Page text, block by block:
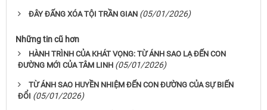
ĐÂY ĐẤNG XÓA TỘI TRẦN GIAN (05/01/2026)
Những tin cũ hơn
HÀNH TRÌNH CỦA KHÁT VỌNG: TỪ ÁNH SAO LẠ ĐẾN CON
ĐƯỜNG MỚI CỦA TÂM LINH (05/01/2026)
TỪ ÁNH SAO HUYỀN NHIỆM ĐẾN CON ĐƯỜNG CỦA SỰ BIẾN
ĐỔI (05/01/2026)